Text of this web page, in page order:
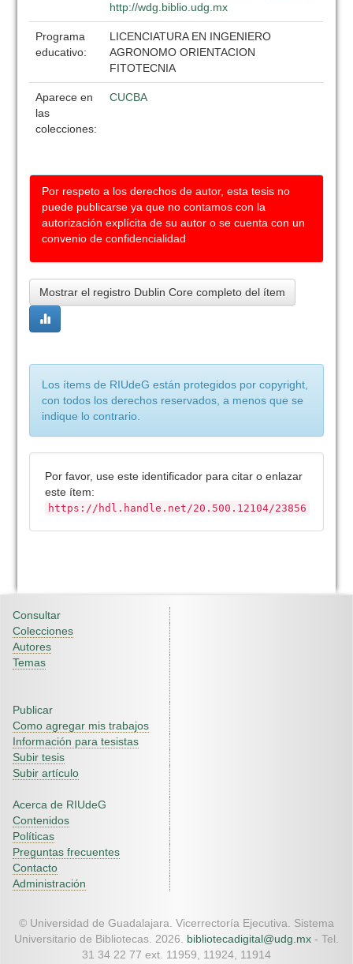
http://wdg.biblio.udg.mx
Programa
educativo:
LICENCIATURA EN INGENIERO
AGRONOMO ORIENTACION
FITOTECNIA
Aparece en
las
colecciones:
CUCBA
Por respeto a los derechos de autor, esta tesis no
puede publicarse ya que no contamos con la
autorización explícita de su autor o se cuenta con un
convenio de confidencialidad
Mostrar el registro Dublin Core completo del ítem
Los ítems de RIUdeG están protegidos por copyright,
con todos los derechos reservados, a menos que se
indique lo contrario.
Por favor, use este identificador para citar o enlazar
este ítem:
https://hdl.handle.net/20.500.12104/23856
Consultar
Colecciones
Autores
Temas
Publicar
Como agregar mis trabajos
Información para tesistas
Subir tesis
Subir artículo
Acerca de RIUdeG
Contenidos
Políticas
Preguntas frecuentes
Contacto
Administración
© Universidad de Guadalajara. Vicerrectoría Ejecutiva. Sistema
Universitario de Bibliotecas. 2026. bibliotecadigital@udg.mx - Tel.
31 34 22 77 ext. 11959, 11924, 11914